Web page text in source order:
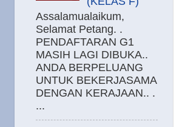
Assalamualaikum,
Selamat Petang. .
PENDAFTARAN G1
MASIH LAGI DIBUKA..
ANDA BERPELUANG
UNTUK BEKERJASAMA
DENGAN KERAJAAN.. .
...